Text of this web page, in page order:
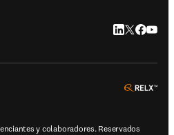
LinkedIn se
Twitter se
y colaboradores. Reservados